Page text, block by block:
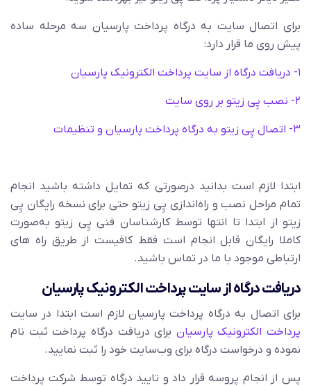
برای اتصال سایت به درگاه پرداخت پارسیان سه مرحله ساده
پیش روی ما قرار دارد:
۱- دریافت درگاه از سایت پرداخت الکترونیک پارسیان
۲- نصب پِی زیتو بر روی سایت
۳- اتصال پِی زیتو به درگاه پرداخت پارسیان و تنظیمات
ابتدا لازم است بدانید درصورتی که تمایل داشته باشید انجام
تمام مراحل نصب و راه‌اندازی پِی زیتو حتی برای نسخه رایگان پِی
زیتو از ابتدا تا انتها توسط کارشناسان فنی پِی زیتو به‌صورت
کاملا رایگان قابل انجام است فقط کافیست از طریق راه های
ارتباطی موجود با ما در تماس باشید.
دریافت درگاه از سایت پرداخت الکترونیک پارسیان
برای اتصال به درگاه پرداخت پارسیان لازم است ابتدا در سایت
پرداخت الکترونیک پارسیان برای دریافت درگاه پرداخت ثبت نام
نموده و درخواست درگاه برای وب‌سایت خود را ثبت نمایید.
پس از انجام پروسه قرار داد و تایید درگاه توسط شرکت پرداخت